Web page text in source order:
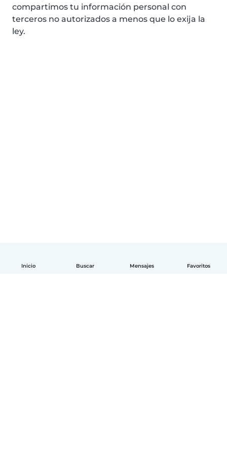
Inicio Buscar Mensajes Favoritos
compartimos tu información personal con
terceros no autorizados a menos que lo exija la
ley.